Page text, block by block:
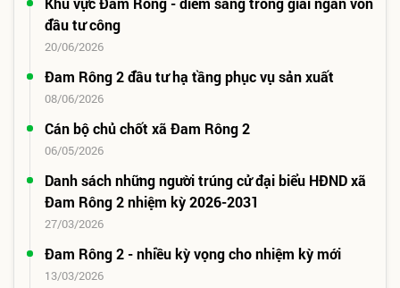
đầu tư công
20/06/2026
Đam Rông 2 đầu tư hạ tầng phục vụ sản xuất
08/06/2026
Cán bộ chủ chốt xã Đam Rông 2
06/05/2026
Danh sách những người trúng cử đại biểu HĐND xã
Đam Rông 2 nhiệm kỳ 2026-2031
27/03/2026
Đam Rông 2 - nhiều kỳ vọng cho nhiệm kỳ mới
13/03/2026